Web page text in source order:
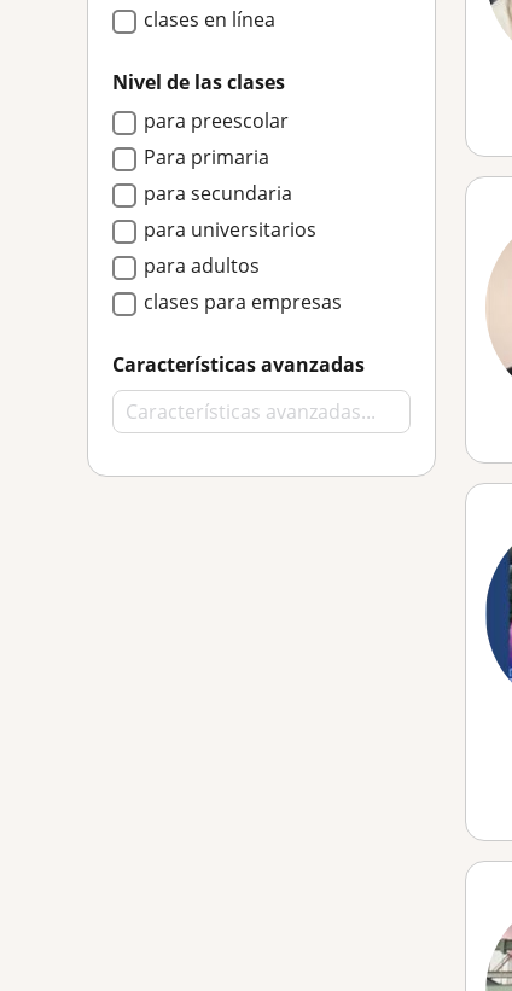
clases en línea
Nivel de las clases
para preescolar
Para primaria
para secundaria
para universitarios
para adultos
clases para empresas
Características avanzadas